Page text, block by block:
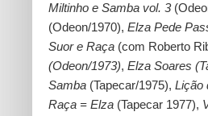
Miltinho e Samba vol. 3
(Odeon/1970), Elza Pede
Suor e Raça (com Roberto
(Odeon/1973), Elza Soares
Samba (Tapecar/1975), Lição
Raça = Elza (Tapecar 1977),